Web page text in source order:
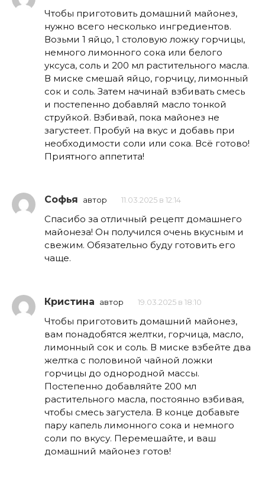
Чтобы приготовить домашний майонез,
нужно всего несколько ингредиентов.
Возьми 1 яйцо, 1 столовую ложку горчицы,
немного лимонного сока или белого
уксуса, соль и 200 мл растительного масла.
В миске смешай яйцо, горчицу, лимонный
сок и соль. Затем начинай взбивать смесь
и постепенно добавляй масло тонкой
струйкой. Взбивай, пока майонез не
загустеет. Пробуй на вкус и добавь при
необходимости соли или сока. Всё готово!
Приятного аппетита!
Софья автор 11.03.2025 в 12:14
Спасибо за отличный рецепт домашнего
майонеза! Он получился очень вкусным и
свежим. Обязательно буду готовить его
чаще.
Кристина автор 19.03.2025 в 18:10
Чтобы приготовить домашний майонез,
вам понадобятся желтки, горчица, масло,
лимонный сок и соль. В миске взбейте два
желтка с половиной чайной ложки
горчицы до однородной массы.
Постепенно добавляйте 200 мл
растительного масла, постоянно взбивая,
чтобы смесь загустела. В конце добавьте
пару капель лимонного сока и немного
соли по вкусу. Перемешайте, и ваш
домашний майонез готов!